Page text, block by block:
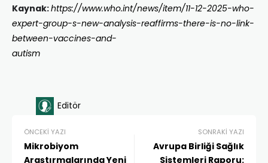
Kaynak:https://www.who.int/news/item/11-12-2025-who-
expert-group-s-new-analysis-reaffirms-there-is-no-link-
between-vaccines-and-
autism
Editör
ÖNCEKI YAZI
Mikrobiyom
Araştırmalarında Yeni
SONRAKI YAZI
Avrupa Birliği Sağlık
Sistemleri Raporu: